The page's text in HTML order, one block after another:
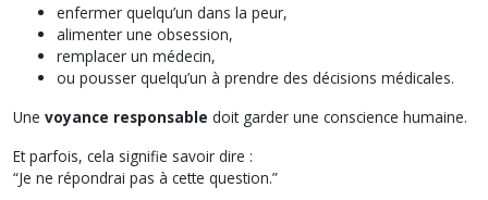
enfermer quelqu’un dans la peur,
alimenter une obsession,
remplacer un médecin,
ou pousser quelqu’un à prendre des décisions médicales.
Une voyance responsable doit garder une conscience humaine.
Et parfois, cela signifie savoir dire :
“Je ne répondrai pas à cette question.”